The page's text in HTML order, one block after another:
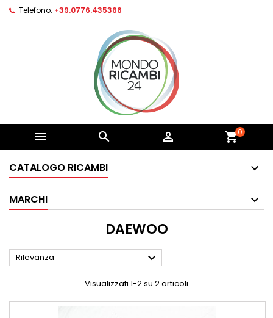
Telefono: +39.0776.435366
   shopping_cart0
CATALOGO RICAMBI
MARCHI
DAEWOO
Rilevanza 
Visualizzati 1-2 su 2 articoli